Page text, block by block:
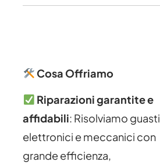
Cosa Offriamo
Riparazioni garantite e
affidabili: Risolviamo guasti
elettronici e meccanici con
grande efficienza,